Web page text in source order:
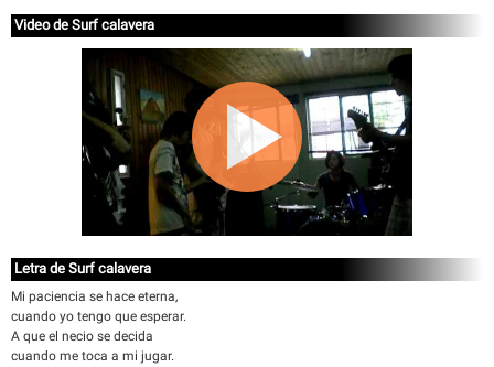
Video de Surf calavera
Letra de Surf calavera
Mi paciencia se hace eterna,
cuando yo tengo que esperar.
A que el necio se decida
cuando me toca a mi jugar.